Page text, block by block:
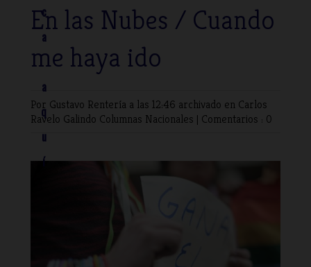
c
a
a
q
u
í
En las Nubes / Cuando
me haya ido
Por Gustavo Rentería a las 12:46 archivado en Carlos
Ravelo Galindo Columnas Nacionales | Comentarios : 0